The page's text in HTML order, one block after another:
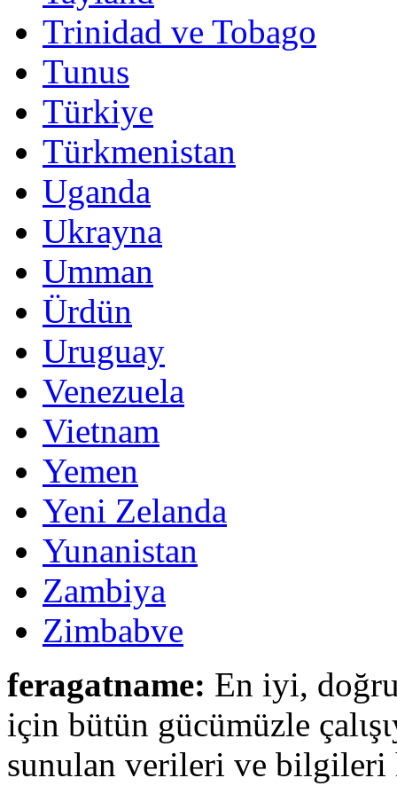
Trinidad ve Tobago
Tunus
Türkiye
Türkmenistan
Uganda
Ukrayna
Umman
Ürdün
Uruguay
Venezuela
Vietnam
Yemen
Yeni Zelanda
Yunanistan
Zambiya
Zimbabve
feragatname: En iyi,
için bütün gücümüzle
sunulan verileri ve bilgileri